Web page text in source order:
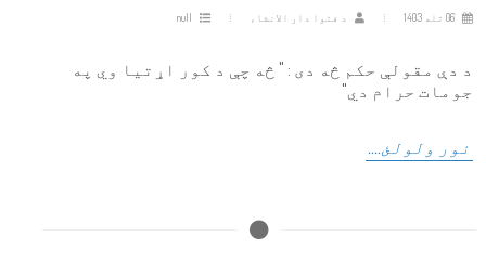
06 تله 1403 د فتوا دار الانشاء
د دې مقولې حکم څه دی : " څه چې د کور اړتیا وي په
جومات حرام دي"
نور ولولئ....